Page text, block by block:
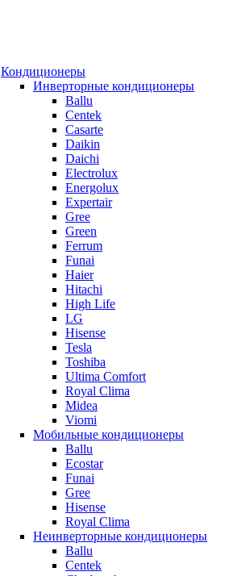
Кондиционеры
Инверторные кондиционеры
Ballu
Centek
Casarte
Daikin
Daichi
Electrolux
Energolux
Expertair
Gree
Green
Ferrum
Funai
Haier
Hitachi
High Life
LG
Hisense
Tesla
Toshiba
Ultima Comfort
Royal Clima
Midea
Viomi
Мобильные кондиционеры
Ballu
Ecostar
Funai
Gree
Hisense
Royal Clima
Неинверторные кондиционеры
Ballu
Centek